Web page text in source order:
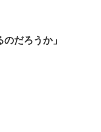
だろうか」